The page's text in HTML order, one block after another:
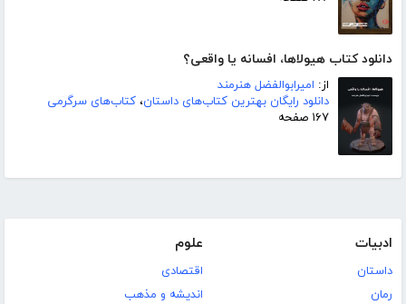
دانلود کتاب هیولاها، افسانه یا واقعی؟
از: امیرابوالفضل هنرمند
دانلود رایگان بهترین کتاب‌های داستان، کتاب‌های سرگرمی
۱۶۷ صفحه
ادبیات
داستان
رمان
علوم
اقتصادی
اندیشه و مذهب